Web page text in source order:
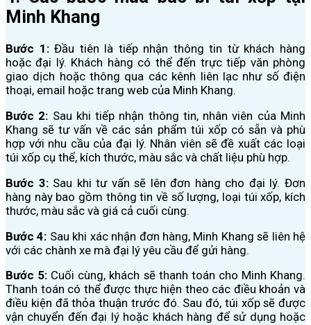
Minh Khang
Bước 1:Đầu tiên là tiếp nhận thông tin từ khách hàng
hoặc đại lý. Khách hàng có thể đến trực tiếp văn phòng
giao dịch hoặc thông qua các kênh liên lạc như số điện
thoại, email hoặc trang web của Minh Khang.
Bước 2: Sau khi tiếp nhận thông tin, nhân viên của Minh
Khang sẽ tư vấn về các sản phẩm túi xốp có sẵn và phù
hợp với nhu cầu của đại lý. Nhân viên sẽ đề xuất các loại
túi xốp cụ thể, kích thước, màu sắc và chất liệu phù hợp.
Bước 3:Sau khi tư vấn sẽ lên đơn hàng cho đại lý. Đơn
hàng này bao gồm thông tin về số lượng, loại túi xốp, kích
thước, màu sắc và giá cả cuối cùng.
Bước 4: Sau khi xác nhận đơn hàng, Minh Khang sẽ liên hệ
với các chành xe mà đại lý yêu cầu để gửi hàng.
Bước 5: Cuối cùng, khách sẽ thanh toán cho Minh Khang.
Thanh toán có thể được thực hiện theo các điều khoản và
điều kiện đã thỏa thuận trước đó. Sau đó, túi xốp sẽ được
vận chuyển đến đại lý hoặc khách hàng để sử dụng hoặc